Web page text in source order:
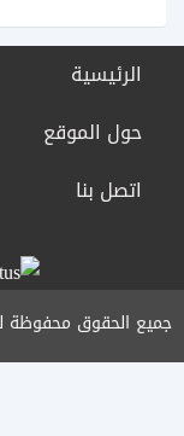
الرئيسية
حول الموقع
اتصل بنا
جميع الحقوق محفوظة لـ